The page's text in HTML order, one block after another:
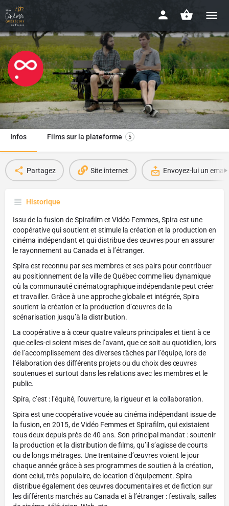
Spira
Depuis 2015
Infos Films sur la plateforme 5
Partagez Site internet Envoyez-lui un email
Historique
Issu de la fusion de Spirafilm et Vidéo Femmes, Spira est une
coopérative qui soutient et stimule la création et la production en
cinéma indépendant et qui distribue des œuvres pour en assurer
le rayonnement au Canada et à l’étranger.
Spira est reconnu par ses membres et ses pairs pour contribuer
au positionnement de la ville de Québec comme lieu dynamique
où la communauté cinématographique indépendante peut créer
et travailler. Grâce à une approche globale et intégrée, Spira
soutient la création et la production d’œuvres de la
scénarisation jusqu’à la distribution.
La coopérative a à cœur quatre valeurs principales et tient à ce
que celles-ci soient mises de l’avant, que ce soit au quotidien, lors
de l’accomplissement des diverses tâches par l’équipe, lors de
l’élaboration des différents projets ou du choix des œuvres
soutenues et surtout dans les relations avec les membres et le
public.
Spira, c’est : l’équité, l’ouverture, la rigueur et la collaboration.
Spira est une coopérative vouée au cinéma indépendant issue de
la fusion, en 2015, de Vidéo Femmes et Spirafilm, qui existaient
tous deux depuis près de 40 ans. Son principal mandat : soutenir
la production et la distribution de films, qu’il s’agisse de courts
ou de longs métrages. Une trentaine d’œuvres voient le jour
chaque année grâce à ses programmes de soutien à la création,
dont celui, très populaire, de location d’équipement. Spira
distribue également des œuvres documentaires et de fiction sur
les différents marchés au Canada et à l’étranger : festivals, salles